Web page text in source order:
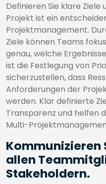
Definieren Sie klare
Projekt ist ein
Projektmanagement.
Ziele können Teams
genau, welche
ist die Festlegung von
sicherzustellen, dass
Anforderungen der
werden. Klar definierte
Transparenz und helfen
Multi-
allen
Stakeholdern.